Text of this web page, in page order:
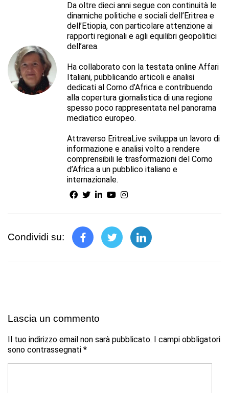
Da oltre dieci anni segue con continuità le
dinamiche politiche e sociali dell’Eritrea e
dell’Etiopia, con particolare attenzione ai
rapporti regionali e agli equilibri geopolitici
dell’area.
Ha collaborato con la testata online Affari
Italiani, pubblicando articoli e analisi
dedicati al Corno d’Africa e contribuendo
alla copertura giornalistica di una regione
spesso poco rappresentata nel panorama
mediatico europeo.
Attraverso EritreaLive sviluppa un lavoro di
informazione e analisi volto a rendere
comprensibili le trasformazioni del Corno
d’Africa a un pubblico italiano e
internazionale.
Condividi su:
Lascia un commento
Il tuo indirizzo email non sarà pubblicato.
I campi obbligatori
sono contrassegnati *